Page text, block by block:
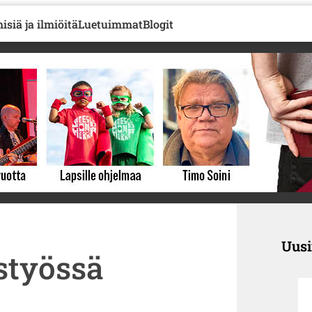
ja ilmiöitäLuetuimmatBlogit